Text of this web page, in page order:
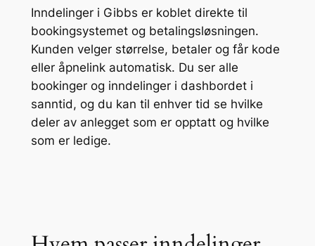
Inndelinger i Gibbs er koblet direkte til
bookingsystemet og betalingsløsningen.
Kunden velger størrelse, betaler og får kode
eller åpnelink automatisk. Du ser alle
bookinger og inndelinger i dashbordet i
sanntid, og du kan til enhver tid se hvilke
deler av anlegget som er opptatt og hvilke
som er ledige.